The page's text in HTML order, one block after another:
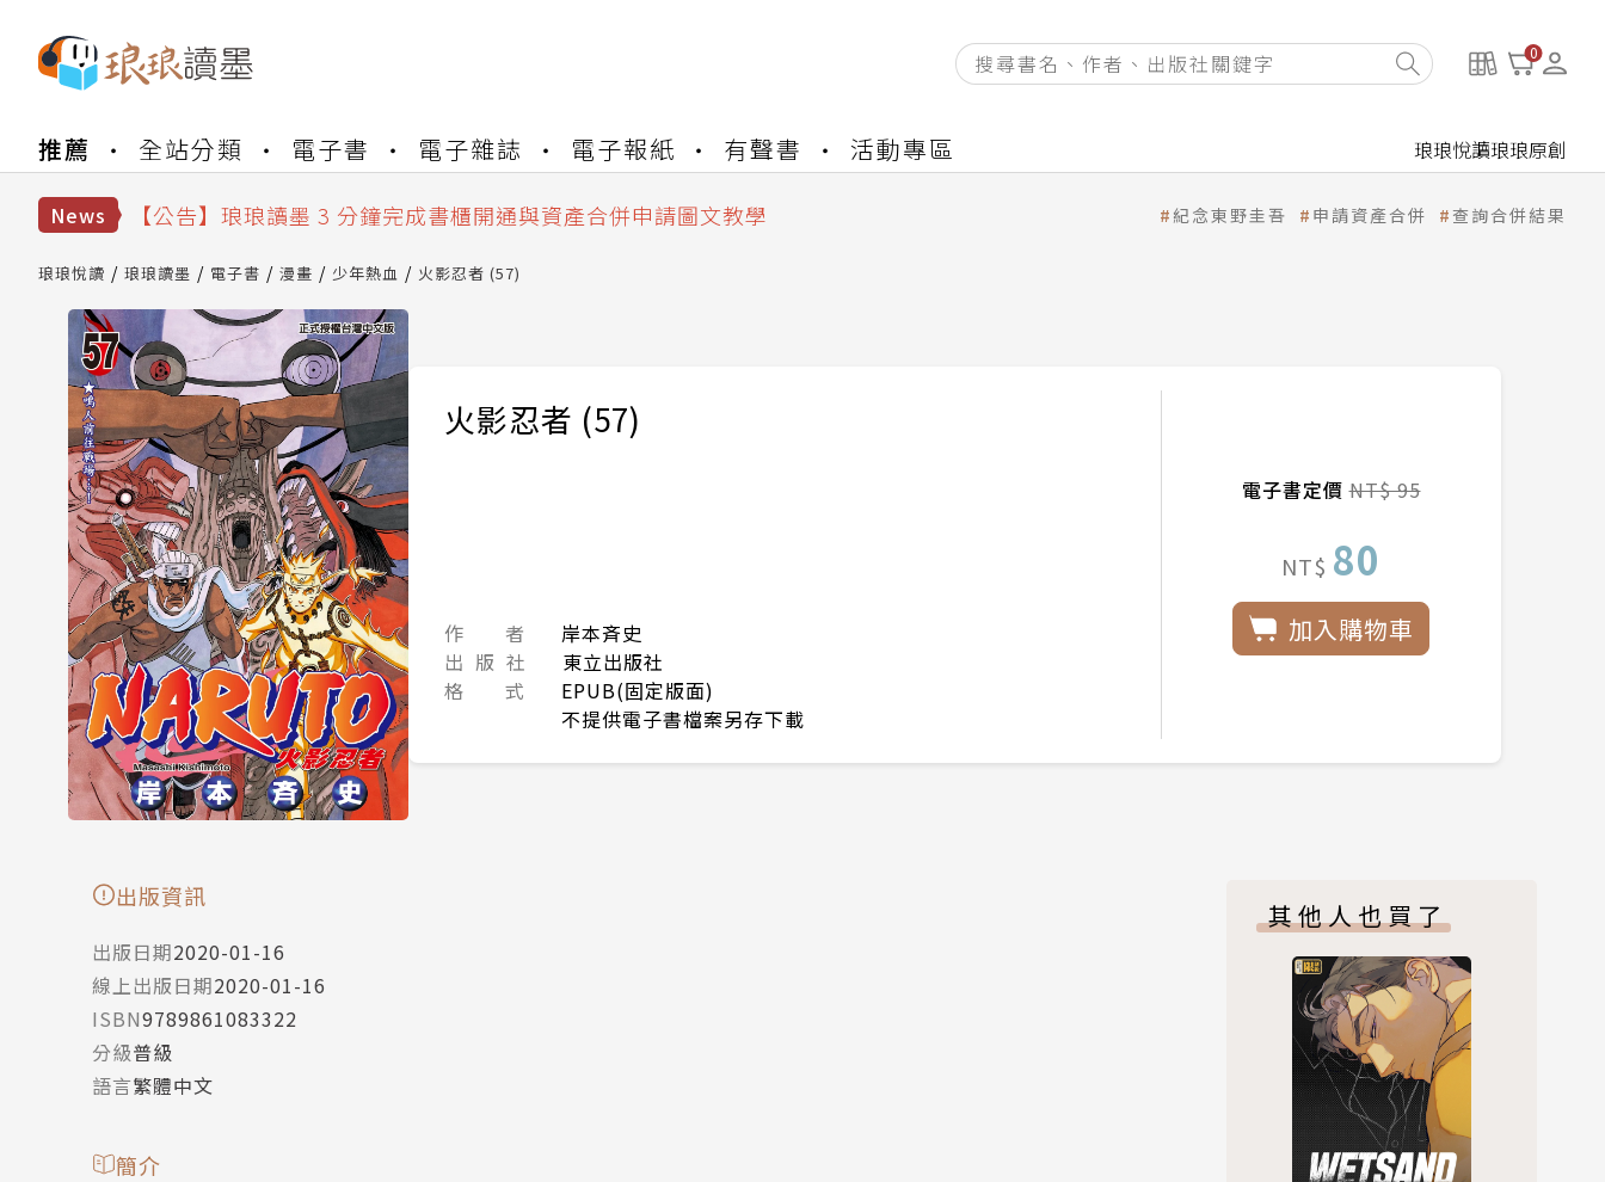
0
推薦 全站分類 電子書 電子雜誌 電子報紙 有聲書 活動專區 琅琅悅讀琅琅原創
News
【公告】琅琅讀墨數位閱讀資產合併與書櫃開通申請
【公告】琅琅讀墨 3 分鐘完成書櫃開通與資產合併申請圖文教學
【公告】琅琅讀墨數位閱讀資產合併與書櫃開通申請
紀念東野圭吾 申請資產合併 查詢合併結果
琅琅悅讀 琅琅讀墨 電子書 漫畫 少年熱血 火影忍者 (57)
火影忍者 (57)
作 者
岸本斉史
出 版 社
東立出版社
格 式
EPUB(固定版面)
不提供電子書檔案另存下載
電子書定價NT$ 95
NT$ 80
加入購物車
出版資訊
出版日期2020-01-16
線上出版日期2020-01-16
ISBN9789861083322
分級普級
語言繁體中文
簡介
其他人也買了